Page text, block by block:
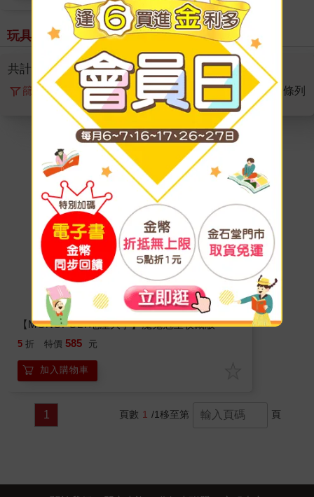
玩具親子 > 全部商品
共計 筆， 頁數 1 /1
篩選 排序 圖片 條列
【MONOPOLY地產大亨】魔鬼剋星收藏版
5 折 特價 585 元
加入購物車
1 頁數 1 /1移至第 頁